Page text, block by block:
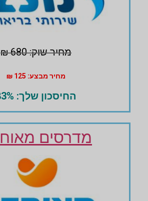
מחיר שוק: 680 ₪
מחיר מבצע: 125 ₪
החיסכון שלך: 83%
מדרסים